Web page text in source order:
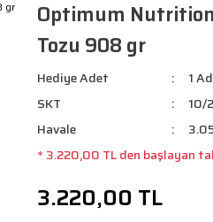
Optimum
Tozu 908 gr
Hediye Adet
1
SKT
10/
Havale
* 3.220,00 TL den başlayan
3.220,00 TL